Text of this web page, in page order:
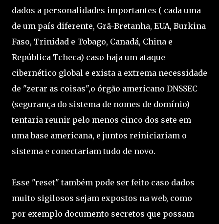
dados a personalidades importantes ( cada uma
de um país diferente, Grã-Bretanha, EUA, Burkina
Faso, Trinidad e Tobago, Canadá, China e
República Tcheca) caso haja um ataque
cibernético global e exista a extrema necessidade
de "zerar as coisas",o órgão americano DNSSEC
(segurança do sistema de nomes de domínio)
tentaria reunir pelo menos cinco dos sete em
uma base americana, e juntos reiniciariam o
sistema e conectariam tudo de novo.
Esse "reset" também pode ser feito caso dados
muito sigilosos sejam expostos na web, como
por exemplo documento secretos que possam